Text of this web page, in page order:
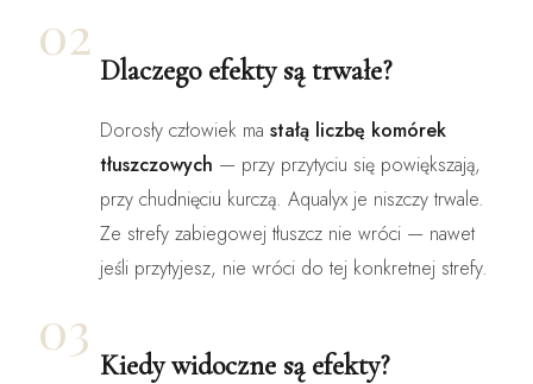
02
Dlaczego efekty są trwałe?
Dorosły człowiek ma stałą liczbę komórek
tłuszczowych — przy przytyciu się powiększają,
przy chudnięciu kurczą. Aqualyx je niszczy trwale.
Ze strefy zabiegowej tłuszcz nie wróci — nawet
jeśli przytyjesz, nie wróci do tej konkretnej strefy.
03
Kiedy widoczne są efekty?